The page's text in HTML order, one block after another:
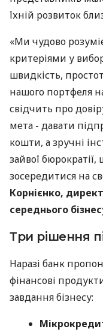
їхній розвиток
«Ми чудово
критеріями у
швидкість,
нашого портфеля
свідчить про
мета - давати
кошти, а зручні
зайвої
зосередитися на
Корнієнко,
середнього
Три рішення
Наразі банк
фінансові
завдання бізнесу: